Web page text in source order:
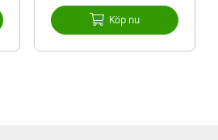
Köp nu